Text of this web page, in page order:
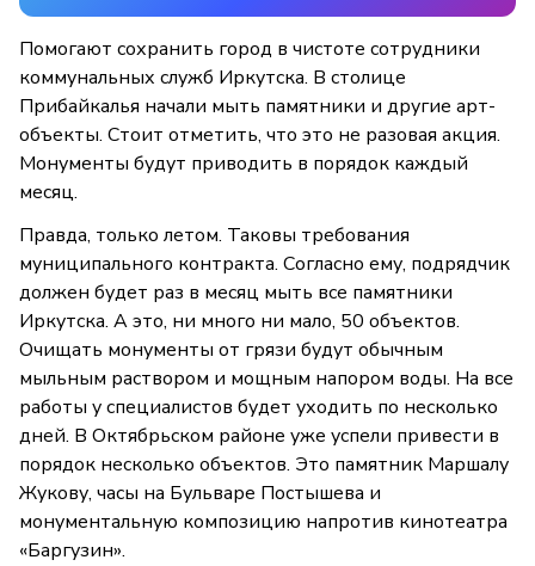
Помогают сохранить город в чистоте сотрудники
коммунальных служб Иркутска. В столице
Прибайкалья начали мыть памятники и другие арт-
объекты. Стоит отметить, что это не разовая акция.
Монументы будут приводить в порядок каждый
месяц.
Правда, только летом. Таковы требования
муниципального контракта. Согласно ему, подрядчик
должен будет раз в месяц мыть все памятники
Иркутска. А это, ни много ни мало, 50 объектов.
Очищать монументы от грязи будут обычным
мыльным раствором и мощным напором воды. На все
работы у специалистов будет уходить по несколько
дней. В Октябрьском районе уже успели привести в
порядок несколько объектов. Это памятник Маршалу
Жукову, часы на Бульваре Постышева и
монументальную композицию напротив кинотеатра
«Баргузин».